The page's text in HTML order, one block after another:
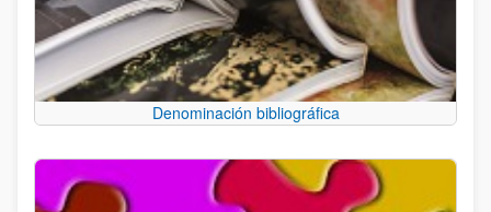
Denominación bibliográfica